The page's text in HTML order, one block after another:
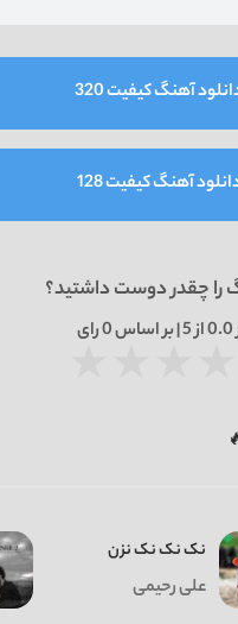
آهنگ کیفیت 320
آهنگ کیفیت 128
را چقدر دوست داشتید؟
0.0از 5 | بر اساس 0رای
نک نک نک نزن
علی رحیمی